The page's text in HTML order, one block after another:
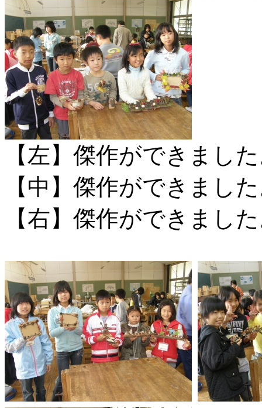
【左】傑作ができまし
【中】傑作ができまし
【右】傑作ができまし